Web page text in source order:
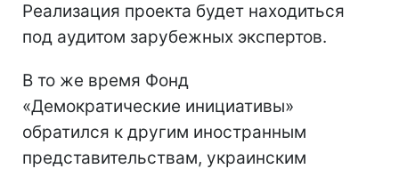
Реализация проекта будет находиться
под аудитом зарубежных экспертов.
В то же время Фонд
«Демократические инициативы»
обратился к другим иностранным
представительствам, украинским